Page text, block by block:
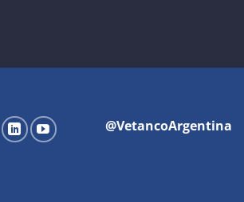
@VetancoArgentina